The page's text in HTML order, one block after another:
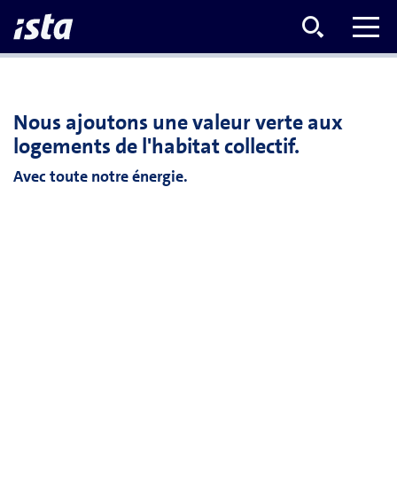
Nous ajoutons une valeur verte aux
logements de l'habitat collectif.
Avec toute notre énergie.